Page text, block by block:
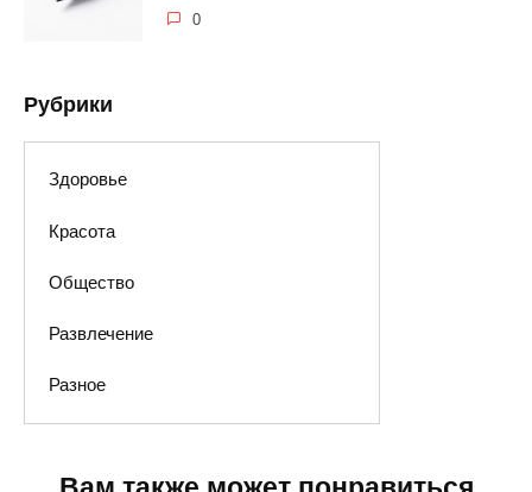
0
Рубрики
Здоровье
Красота
Общество
Развлечение
Разное